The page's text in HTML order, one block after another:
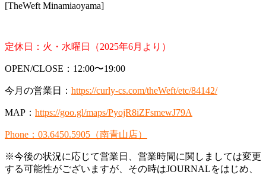
[TheWeft Minamiaoyama]
定休日：火・水曜日（2025年6月より）
OPEN/CLOSE：12:00〜19:00
今月の営業日： https://curly-cs.com/theWeft/etc/84142/
MAP： https://goo.gl/maps/PyojR8iZFsmewJ79A
Phone：03.6450.5905（南青山店）
※今後の状況に応じて営業日、営業時間に関しましては変更
する可能性がございますが、その時はJOURNALをはじめ、